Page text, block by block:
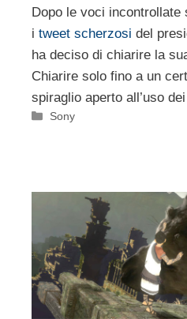
Dopo le voci incontrollate
i tweet scherzosi del
ha deciso di chiarire la
Chiarire solo fino a un
spiraglio aperto all’uso
Categorie
Sony